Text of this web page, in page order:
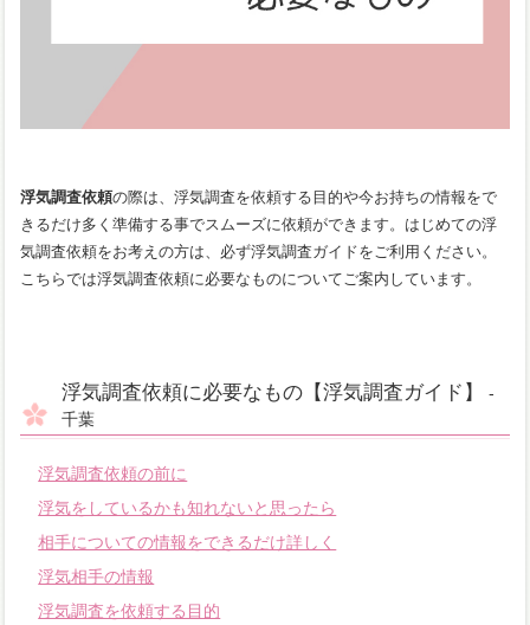
浮気調査依頼の際は、浮気調査を依頼する目的や今お持ちの情報をで
きるだけ多く準備する事でスムーズに依頼ができます。はじめての浮
気調査依頼をお考えの方は、必ず浮気調査ガイドをご利用ください。
こちらでは浮気調査依頼に必要なものについてご案内しています。
浮気調査依頼に必要なもの【浮気調査ガイド】
-
千葉
浮気調査依頼の前に
浮気をしているかも知れないと思ったら
相手についての情報をできるだけ詳しく
浮気相手の情報
浮気調査を依頼する目的